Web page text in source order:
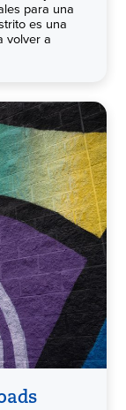
para una
es una
volver a